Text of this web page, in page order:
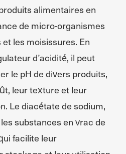
alimentaires en
de micro-organismes
les moisissures. En
d’acidité, il peut
le pH de divers produits,
leur texture et leur
Le diacétate de sodium,
substances en vrac de
facilite leur